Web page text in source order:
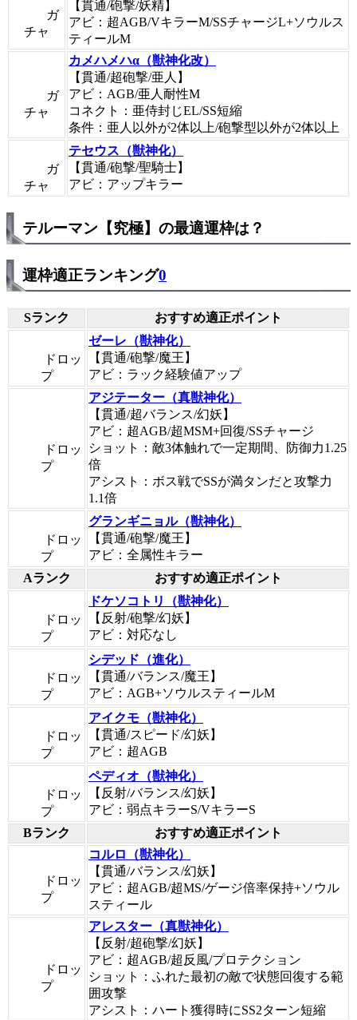
ガ
チャ
【貫通/砲撃/妖精】
アビ：超AGB/VキラーM/SSチャージL+ソウルス
ティールM
ガ
チャ
カメハメハα（獣神化改）
【貫通/超砲撃/亜人】
アビ：AGB/亜人耐性M
コネクト：亜侍封じEL/SS短縮
条件：亜人以外が2体以上/砲撃型以外が2体以上
ガ
チャ
テセウス（獣神化）
【貫通/砲撃/聖騎士】
アビ：アップキラー
テルーマン【究極】の最適運枠は？
運枠適正ランキング0
Sランク おすすめ適正ポイント
ドロッ
プ
ゼーレ（獣神化）
【貫通/砲撃/魔王】
アビ：ラック経験値アップ
ドロッ
プ
アジテーター（真獣神化）
【貫通/超バランス/幻妖】
アビ：超AGB/超MSM+回復/SSチャージ
ショット：敵3体触れで一定期間、防御力1.25
倍
アシスト：ボス戦でSSが満タンだと攻撃力
1.1倍
ドロッ
プ
グランギニョル（獣神化）
【貫通/砲撃/魔王】
アビ：全属性キラー
Aランク
おすすめ適正ポイント
ドロッ
プ
ドケソコトリ（獣神化）
【反射/砲撃/幻妖】
アビ：対応なし
ドロッ
プ
シデッド（進化）
【貫通/バランス/魔王】
アビ：AGB+ソウルスティールM
ドロッ
プ
アイクモ（獣神化）
【貫通/スピード/幻妖】
アビ：超AGB
ドロッ
プ
ペディオ（獣神化）
【反射/バランス/幻妖】
アビ：弱点キラーS/VキラーS
Bランク
おすすめ適正ポイント
ドロッ
プ
コルロ（獣神化）
【貫通/バランス/幻妖】
アビ：超AGB/超MS/ゲージ倍率保持+ソウル
スティール
ドロッ
プ
アレスター（真獣神化）
【反射/超砲撃/幻妖】
アビ：超AGB/超反風/プロテクション
ショット：ふれた最初の敵で状態回復する範
囲攻撃
アシスト：ハート獲得時にSS2ターン短縮